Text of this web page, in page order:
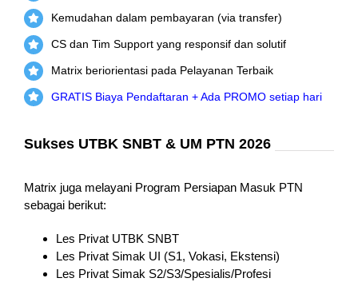
Kemudahan dalam pembayaran (via transfer)
CS dan Tim Support yang responsif dan solutif
Matrix beriorientasi pada Pelayanan Terbaik
GRATIS Biaya Pendaftaran + Ada PROMO setiap hari
Sukses UTBK SNBT & UM PTN 2026
Matrix juga melayani Program Persiapan Masuk PTN
sebagai berikut:
Les Privat UTBK SNBT
Les Privat Simak UI (S1, Vokasi, Ekstensi)
Les Privat Simak S2/S3/Spesialis/Profesi